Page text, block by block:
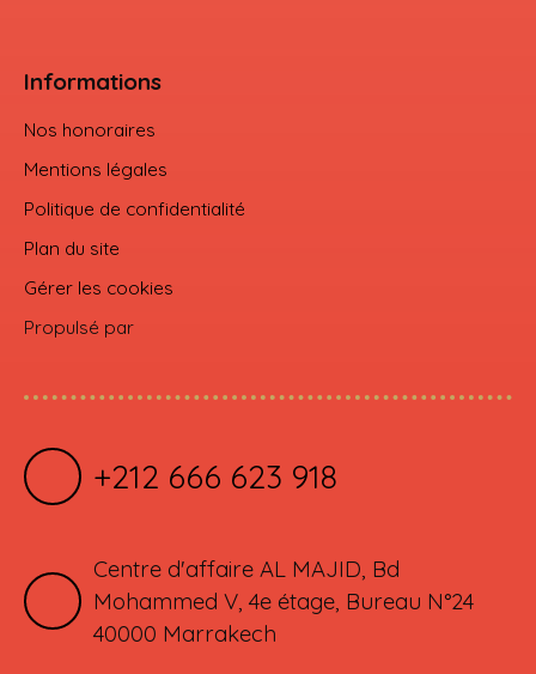
Informations
Nos honoraires
Mentions légales
Politique de confidentialité
Plan du site
Gérer les cookies
Propulsé par
+212 666 623 918
Centre d'affaire AL MAJID, Bd
Mohammed V, 4e étage, Bureau N°24
40000 Marrakech